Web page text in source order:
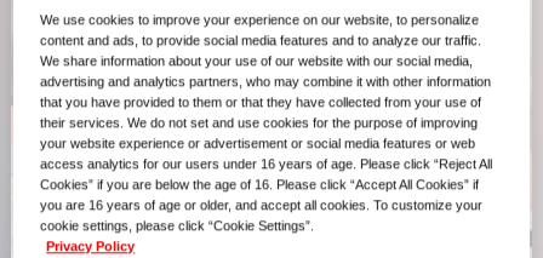
November 1-2, 2025 November 22-23, 2025
Taipei
November 29-30, 2025
Singapore
December 6-7, 2025
Düsseldorf
December 13-14, 2025
Kuala Lumpur
December 13-14, 2025
Hangzhou
CANCELLED
Hong Kong S.A.R.
We use cookies to improve your experience on our website, to personalize
content and ads, to provide social media features and to analyze our traffic.
We share information about your use of our website with our social media,
advertising and analytics partners, who may combine it with other information
that you have provided to them or that they have collected from your use of
their services. We do not set and use cookies for the purpose of improving
your website experience or advertisement or social media features or web
access analytics for our users under 16 years of age. Please click “Reject All
Cookies” if you are below the age of 16. Please click “Accept All Cookies” if
you are 16 years of age or older, and accept all cookies. To customize your
cookie settings, please click “Cookie Settings”.
Privacy Policy